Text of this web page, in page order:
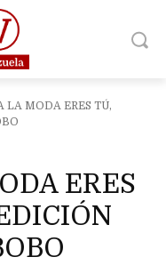
LA MODA ERES TÚ,
ERES